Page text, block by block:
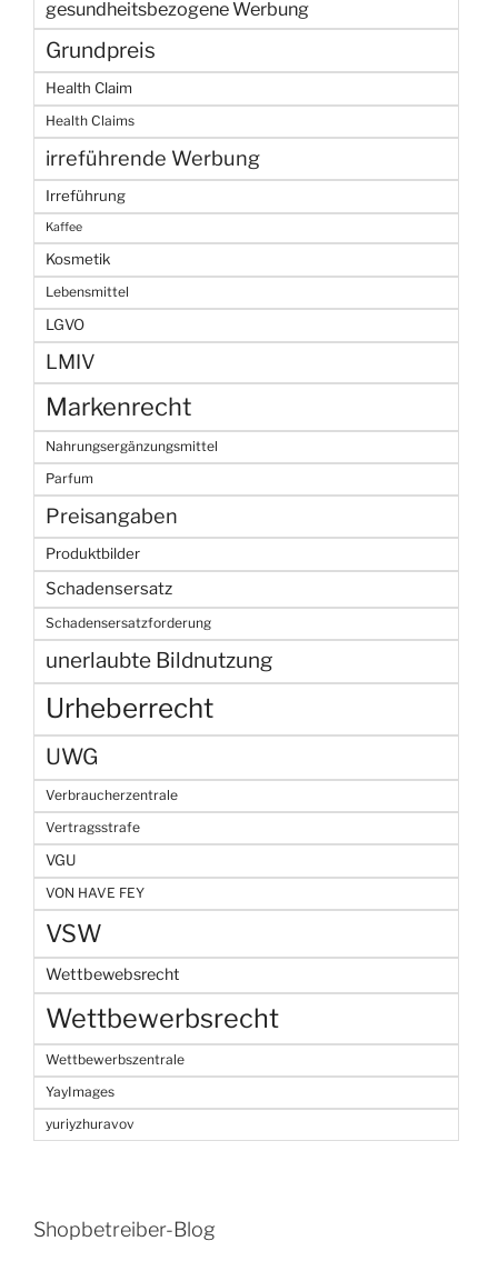
gesundheitsbezogene Werbung
Grundpreis
Health Claim
Health Claims
irreführende Werbung
Irreführung
Kaffee
Kosmetik
Lebensmittel
LGVO
LMIV
Markenrecht
Nahrungsergänzungsmittel
Parfum
Preisangaben
Produktbilder
Schadensersatz
Schadensersatzforderung
unerlaubte Bildnutzung
Urheberrecht
UWG
Verbraucherzentrale
Vertragsstrafe
VGU
VON HAVE FEY
VSW
Wettbewebsrecht
Wettbewerbsrecht
Wettbewerbszentrale
YayImages
yuriyzhuravov
Shopbetreiber-Blog